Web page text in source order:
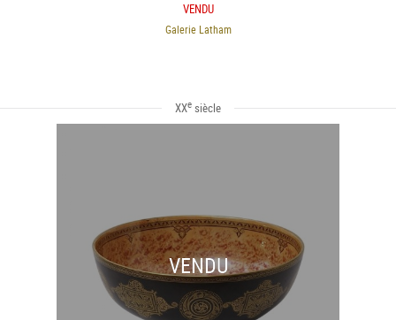
VENDU
Galerie Latham
XXe siècle
VENDU